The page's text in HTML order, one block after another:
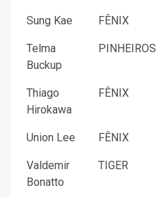
Sung Kae FÊNIX
Telma
Buckup
PINHEIROS
Thiago
Hirokawa
FÊNIX
Union Lee FÊNIX
Valdemir
Bonatto
TIGER